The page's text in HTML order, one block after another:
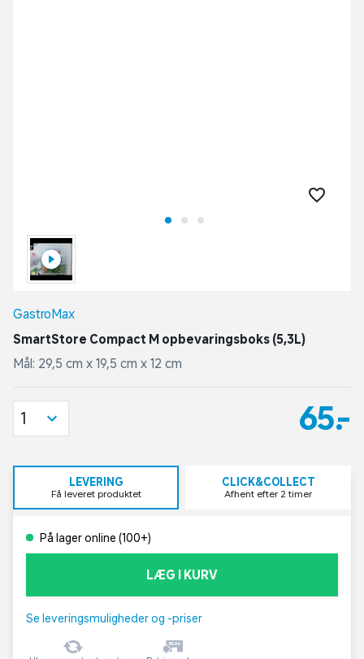
GastroMax
SmartStore Compact M opbevaringsboks (5,3L)
Mål: 29,5 cm x 19,5 cm x 12 cm
65,-
1
LEVERING
Få leveret produktet
CLICK&COLLECT
Afhent efter 2 timer
På lager online (100+)
LÆG I KURV
Se leveringsmuligheder og -priser